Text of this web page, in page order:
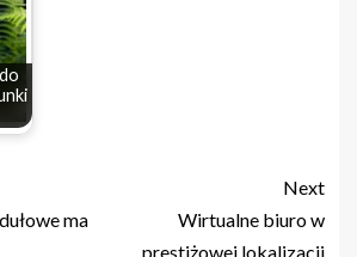
ma
Next
Wirtualne biuro w
prestiżowej lokalizacji